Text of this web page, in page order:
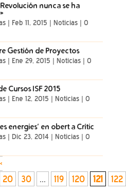
nunca se ha
| Feb 11, 2015 | Noticias| 0
Gestión de Proyectos
| Ene 29, 2015 | Noticias| 0
Cursos ISF 2015
| Ene 12, 2015 | Noticias| 0
energies’ en obert a Crític
| Dic 23, 2014 | Noticias| 0
20 30 ... 119 120 121 122